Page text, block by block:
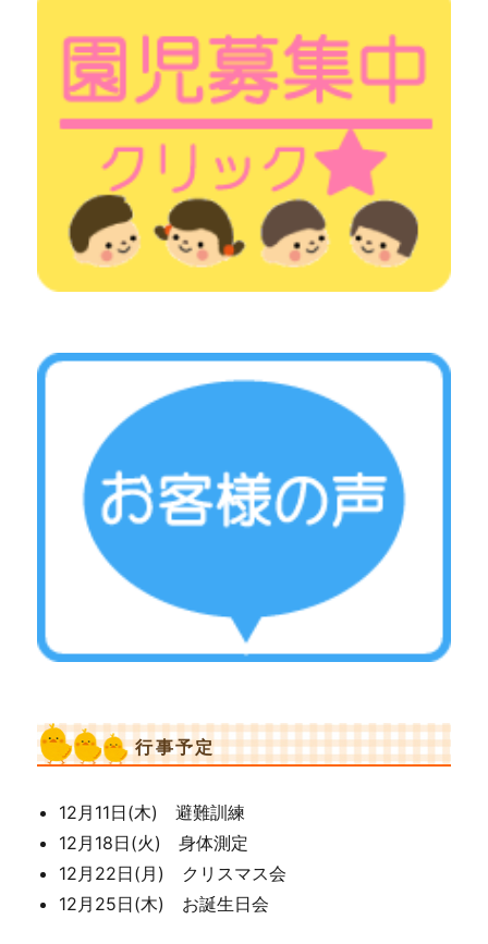
行事予定
12月11日(木) 避難訓練
12月18日(火) 身体測定
12月22日(月) クリスマス会
12月25日(木) お誕生日会